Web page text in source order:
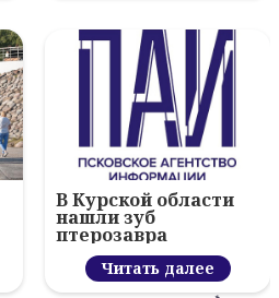
В Курской области
нашли зуб
птерозавра
Читать далее